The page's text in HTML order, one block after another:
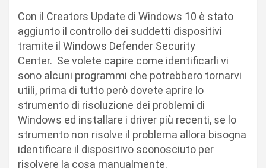
Con il Creators Update di Windows 10 è stato
aggiunto il controllo dei suddetti dispositivi
tramite il Windows Defender Security
Center. Se volete capire come identificarli vi
sono alcuni programmi che potrebbero tornarvi
utili, prima di tutto però dovete aprire lo
strumento di risoluzione dei problemi di
Windows ed installare i driver più recenti, se lo
strumento non risolve il problema allora bisogna
identificare il dispositivo sconosciuto per
risolvere la cosa manualmente.